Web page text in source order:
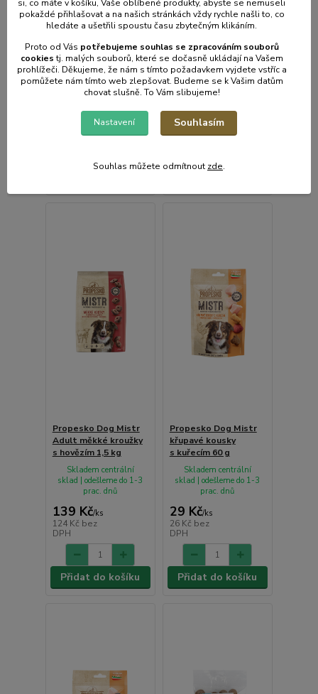
Mini natural Prebio
juka 900 g
580 Kč/box
bez
Skladem centrální
sklad | odešleme do 1-3
prac. dnů
Kost natural hovězí s
brusinkami GF (30 ks)
450 Kč/box
402 Kčbez
DPH
Skladem centrální
sklad | odešleme do 1-3
prac. dnů
Propesko Dog Mistr
Adult měkké kroužky
s hovězím 1,5 kg
139 Kč/ks
124 Kč bez
DPH
Skladem centrální
sklad | odešleme do 1-3
prac. dnů
Přidat do košíku
Propesko Dog Mistr
křupavé kousky
s kuřecím 60 g
29 Kč/ks
26 Kč bez
DPH
Skladem centrální
sklad | odešleme do 1-3
prac. dnů
Přidat do košíku
si, co máte v košíku, Vaše oblíbené produkty, abyste se nemuseli
pokaždé přihlašovat a na našich stránkách vždy rychle našli to, co
hledáte a ušetřili spoustu času zbytečným klikáním.
Proto od Vás potřebujeme souhlas se zpracováním souborů
cookiestj. malých souborů, které se dočasně ukládají na Vašem
prohlížeči. Děkujeme, že nám s tímto požadavkem vyjdete vstříc a
pomůžete nám tímto web zlepšovat. Budeme se k Vašim datům
chovat slušně. To Vám slibujeme!
Nastavení Souhlasím
Souhlas můžete odmítnout zde.